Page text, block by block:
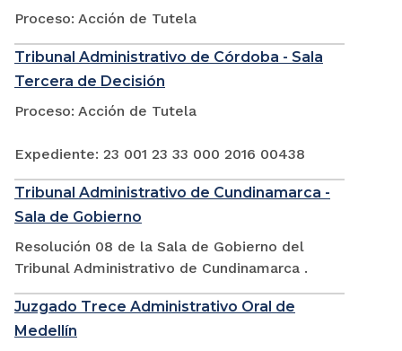
Proceso: Acción de Tutela
Tribunal Administrativo de Córdoba - Sala
Tercera de Decisión
Proceso: Acción de Tutela
Expediente: 23 001 23 33 000 2016 00438
Tribunal Administrativo de Cundinamarca -
Sala de Gobierno
Resolución 08 de la Sala de Gobierno del
Tribunal Administrativo de Cundinamarca .
Juzgado Trece Administrativo Oral de
Medellín